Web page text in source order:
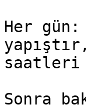
Her
saatleri
Sonra